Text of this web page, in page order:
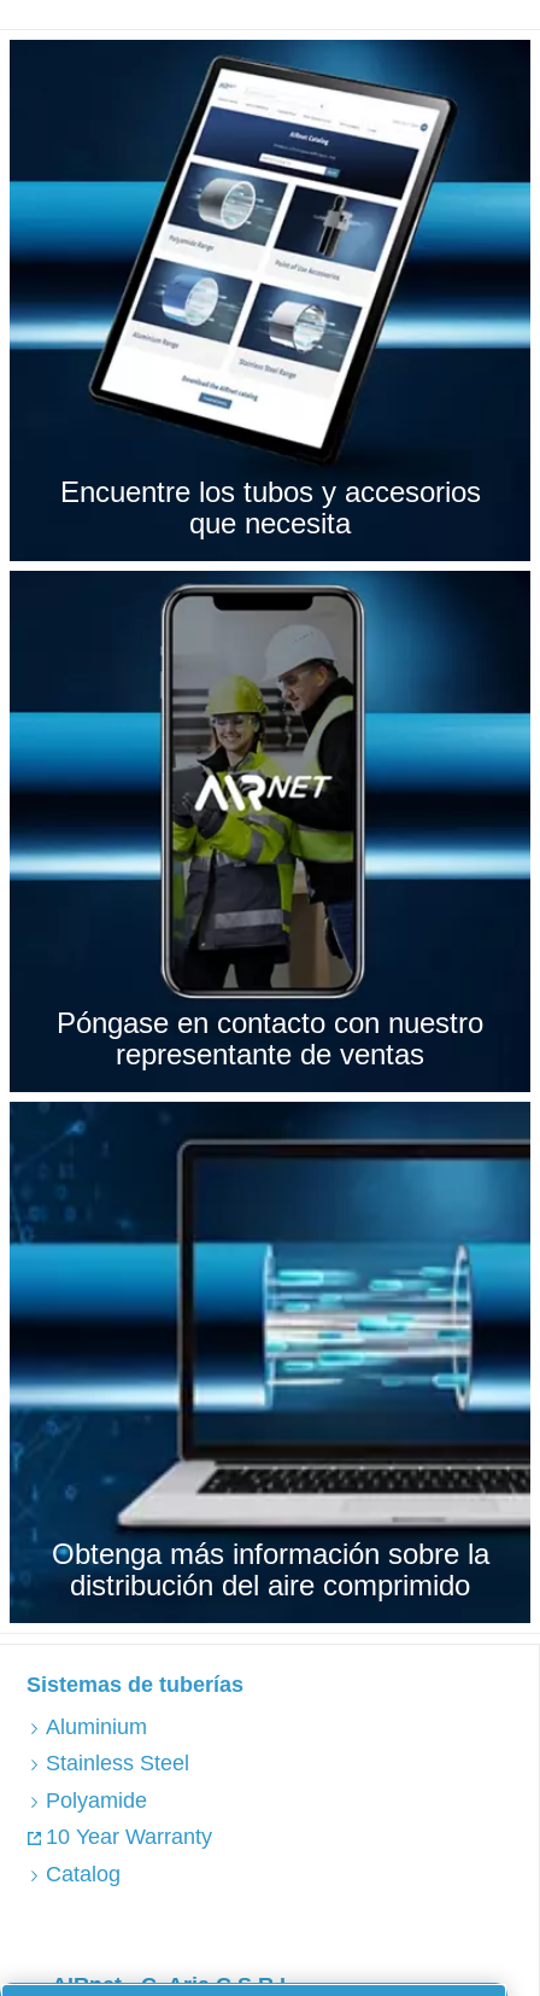
Encuentre los tubos y accesorios
que necesita
Póngase en contacto con nuestro
representante de ventas
Obtenga más información sobre la
distribución del aire comprimido
Sistemas de tuberías
Aluminium
Stainless Steel
Polyamide
10 Year Warranty
Catalog
AIRnet - C. Aria C.S.R.L.